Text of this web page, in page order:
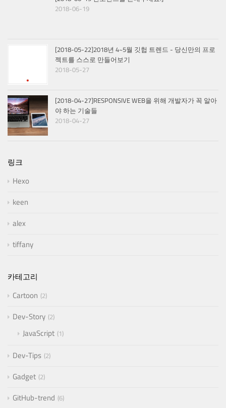
2018-06-19
[2018-05-22]2018년 4~5월 깃헙 트렌드 - 당신만의 프로
젝트를 스스로 만들어보기
2018-05-27
[2018-04-27]RESPONSIVE WEB을 위해 개발자가 꼭 알아
야 하는 기술들
2018-04-27
링크
Hexo
keen
alex
tiffany
카테고리
Cartoon 2
Dev-Story 2
JavaScript 1
Dev-Tips 2
Gadget 2
GitHub-trend 6